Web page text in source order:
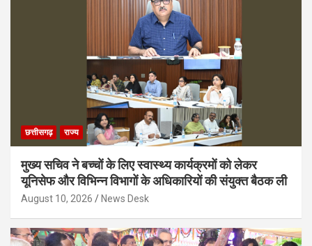
छत्तीसगढ़ राज्य
मुख्य सचिव ने बच्चों के लिए स्वास्थ्य कार्यक्रमों को लेकर
यूनिसेफ और विभिन्न विभागों के अधिकारियों की संयुक्त बैठक ली
August 10, 2026 News Desk